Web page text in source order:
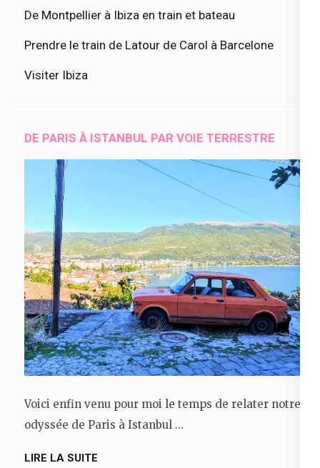
De Montpellier à Ibiza en train et bateau
Prendre le train de Latour de Carol à Barcelone
Visiter Ibiza
DE PARIS À ISTANBUL PAR VOIE TERRESTRE
Voici enfin venu pour moi le temps de relater notre
odyssée de Paris à Istanbul …
LIRE LA SUITE